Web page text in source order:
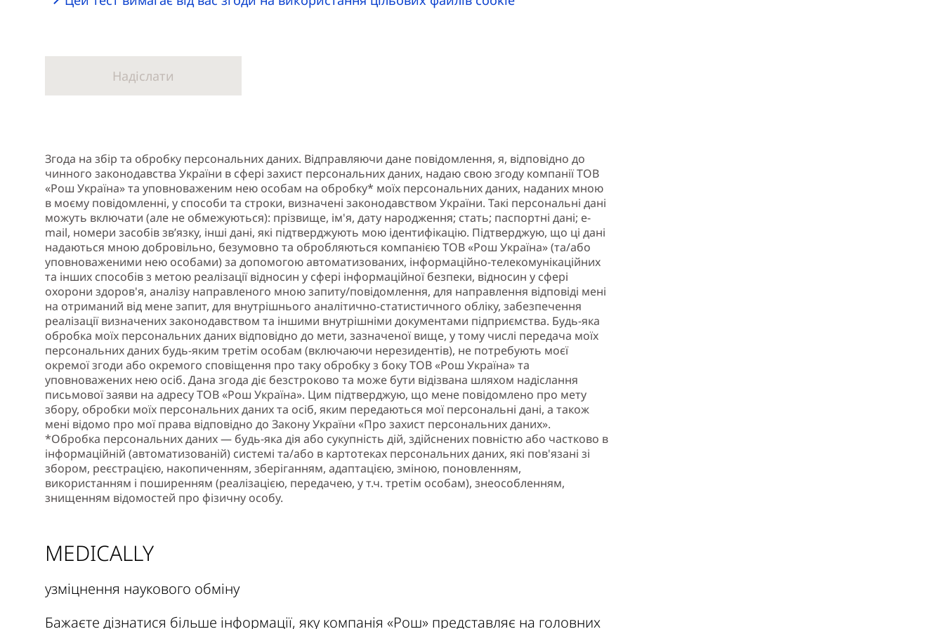
Надіслати
Згода на збір та обробку персональних даних. Відправляючи дане повідомлення, я, відповідно до
чинного законодавства України в сфері захист персональних даних, надаю свою згоду компанії ТОВ
«Рош Україна» та уповноваженим нею особам на обробку* моїх персональних даних, наданих мною
в моєму повідомленні, у способи та строки, визначені законодавством України. Такі персональні дані
можуть включати (але не обмежуються): прізвище, ім'я, дату народження; стать; паспортні дані; е-
mail, номери засобів зв’язку, інші дані, які підтверджують мою ідентифікацію. Підтверджую, що ці дані
надаються мною добровільно, безумовно та обробляються компанією ТОВ «Рош Україна» (та/або
уповноваженими нею особами) за допомогою автоматизованих, інформаційно-телекомунікаційних
та інших способів з метою реалізації відносин у сфері інформаційної безпеки, відносин у сфері
охорони здоров'я, аналізу направленого мною запиту/повідомлення, для направлення відповіді мені
на отриманий від мене запит, для внутрішнього аналітично-статистичного обліку, забезпечення
реалізації визначених законодавством та іншими внутрішніми документами підприємства. Будь-яка
обробка моїх персональних даних відповідно до мети, зазначеної вище, у тому числі передача моїх
персональних даних будь-яким третім особам (включаючи нерезидентів), не потребують моєї
окремої згоди або окремого сповіщення про таку обробку з боку ТОВ «Рош Україна» та
уповноважених нею осіб. Дана згода діє безстроково та може бути відізвана шляхом надіслання
письмової заяви на адресу ТОВ «Рош Україна». Цим підтверджую, що мене повідомлено про мету
збору, обробки моїх персональних даних та осіб, яким передаються мої персональні дані, а також
мені відомо про мої права відповідно до Закону України «Про захист персональних даних».
*Обробка персональних даних — будь-яка дія або сукупність дій, здійснених повністю або частково в
інформаційній (автоматизованій) системі та/або в картотеках персональних даних, які пов'язані зі
збором, реєстрацією, накопиченням, зберіганням, адаптацією, зміною, поновленням,
використанням і поширенням (реалізацією, передачею, у т.ч. третім особам), знеособленням,
знищенням відомостей про фізичну особу.
MEDICALLY
узміцнення наукового обміну
Бажаєте дізнатися більше інформації, яку компанія «Рош» представляє на головних